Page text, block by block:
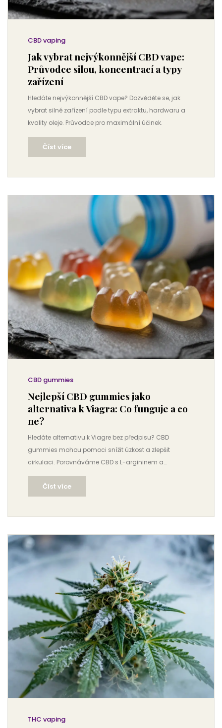
CBD vaping
Jak vybrat nejvýkonnější CBD vape:
Průvodce silou, koncentrací a typy
zařízení
Hledáte nejvýkonnější CBD vape? Dozvěděte se, jak
vybrat silné zařízení podle typu extraktu, hardwaru a
kvality oleje. Průvodce pro maximální účinek.
Číst více
CBD gummies
Nejlepší CBD gummies jako
alternativa k Viagra: Co funguje a co
ne?
Hledáte alternativu k Viagre bez předpisu? CBD
gummies mohou pomoci snížit úzkost a zlepšit
cirkulaci. Porovnáváme CBD s L-argininem a
yohimbine. Zjistěte, co funguje a jak vybrat kvalitní
produkt pro mužské zdraví.
Číst více
THC vaping